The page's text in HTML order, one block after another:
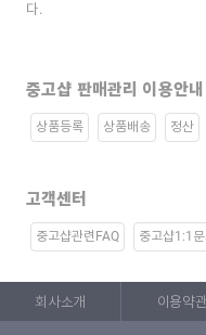
다.
중고샵 판매관리 이용안내
상품등록 상품배송 정산
고객센터
중고샵관련FAQ 중고샵1:1문
회사소개 이용약관